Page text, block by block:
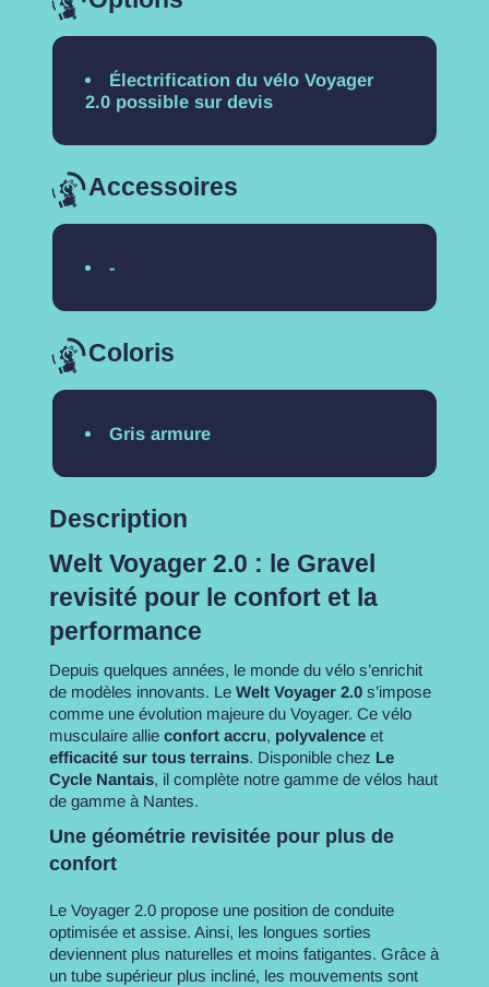
Électrification du vélo Voyager
2.0 possible sur devis
Accessoires
-
Coloris
Gris armure
Description
Welt Voyager 2.0 : le Gravel
revisité pour le confort et la
performance
Depuis quelques années, le monde du vélo s’enrichit
de modèles innovants. Le Welt Voyager 2.0s’impose
comme une évolution majeure du Voyager. Ce vélo
musculaire allie confort accru, polyvalenceet
efficacité sur tous terrains. Disponible chez Le
Cycle Nantais, il complète notre gamme de vélos haut
de gamme à Nantes.
Une géométrie revisitée pour plus de
confort
Le Voyager 2.0 propose une position de conduite
optimisée et assise. Ainsi, les longues sorties
deviennent plus naturelles et moins fatigantes. Grâce à
un tube supérieur plus incliné, les mouvements sont